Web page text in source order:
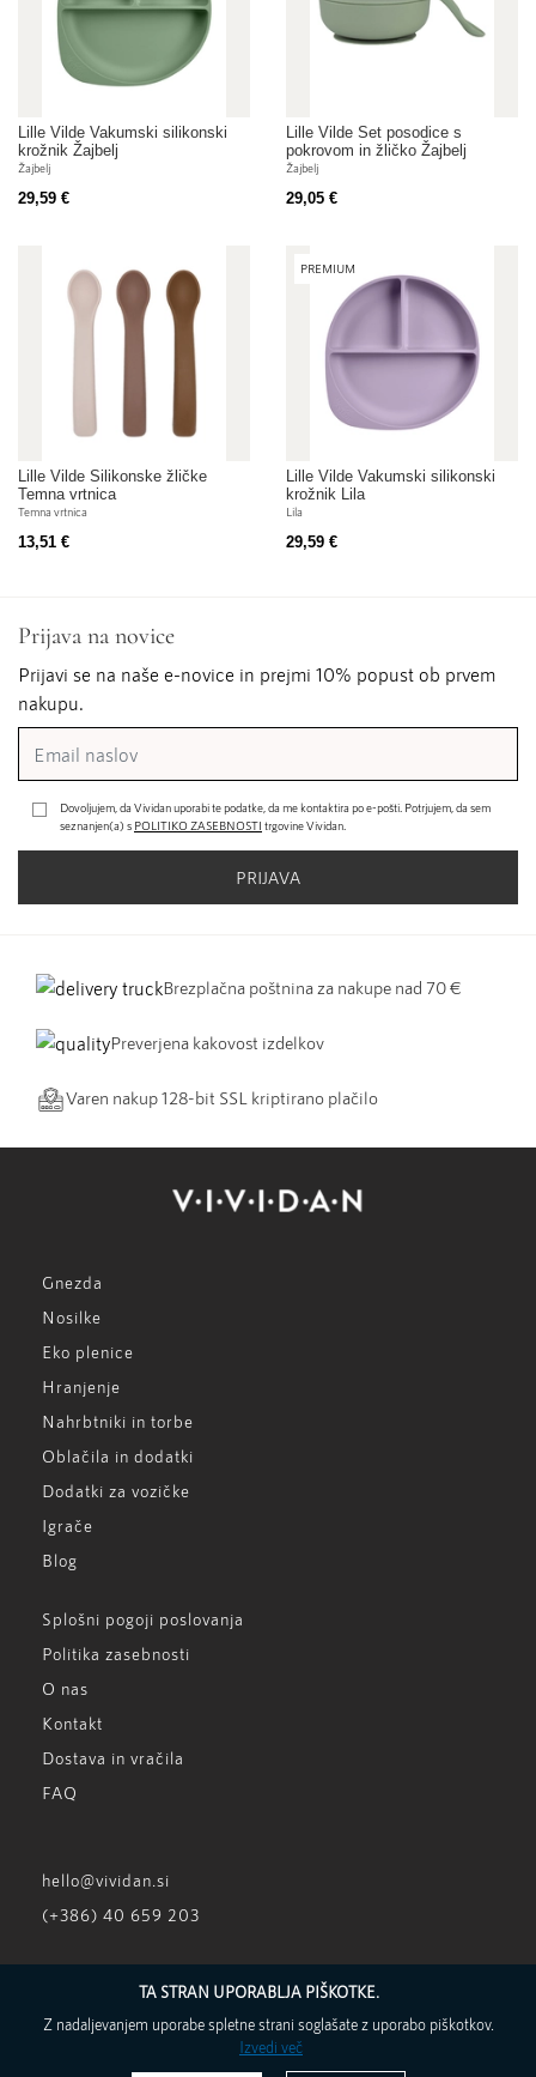
Lille Vilde Vakumski silikonski
krožnik Žajbelj
Žajbelj
29,59 €
Lille Vilde Set posodice s
pokrovom in žličko Žajbelj
Žajbelj
29,05 €
Lille Vilde Silikonske žličke
Temna vrtnica
Temna vrtnica
13,51 €
PREMIUM
Lille Vilde Vakumski silikonski
krožnik Lila
Lila
29,59 €
Prijava na novice
Prijavi se na naše e-novice in prejmi 10% popust ob prvem
nakupu.
PRIJAVA
Dovoljujem, da Vividan uporabi te podatke, da me kontaktira po e-pošti. Potrjujem, da sem
seznanjen(a) s POLITIKO ZASEBNOSTI trgovine Vividan.
Brezplačna poštnina za nakupe nad 70 €
Preverjena kakovost izdelkov
Varen nakup 128-bit SSL kriptirano plačilo
Gnezda
Nosilke
Eko plenice
Hranjenje
Nahrbtniki in torbe
Oblačila in dodatki
Dodatki za vozičke
Igrače
Blog
Splošni pogoji poslovanja
Politika zasebnosti
O nas
Kontakt
Dostava in vračila
FAQ
hello@vividan.si
(+386) 40 659 203
TA STRAN UPORABLJA PIŠKOTKE.
Z nadaljevanjem uporabe spletne strani soglašate z uporabo piškotkov.
Izvedi več